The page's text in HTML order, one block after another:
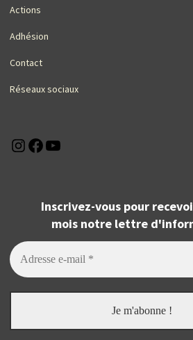
Actions
Adhésion
Contact
Réseaux sociaux
Instagram
Facebook
Inscrivez-vous pour
mois notre lettre